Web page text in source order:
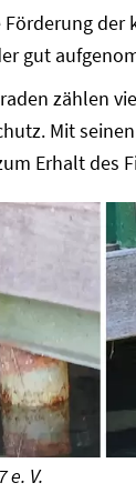
gut
zählen
Mit
Erhalt des
e. V.